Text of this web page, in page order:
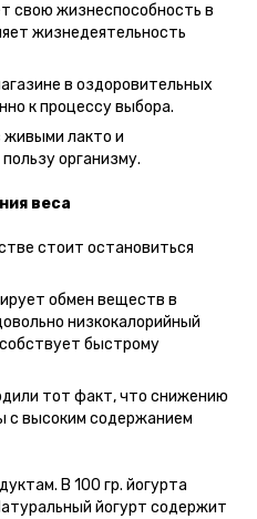
свою жизнеспособность в
жизнедеятельность
в оздоровительных
кпроцессу выбора.
живыми лакто и
организму.
веса
стоит остановиться
обмен веществ в
низкокалорийный
быстрому
тот факт, что снижению
с высоким содержанием
В 100 гр. йогурта
йогурт содержит